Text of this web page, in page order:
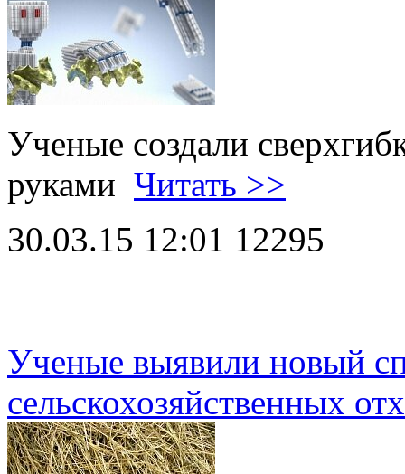
Ученые создали
руками Читать >>
30.03.15 12:01 12295
Ученые выявили новый
сельскохозяйственных